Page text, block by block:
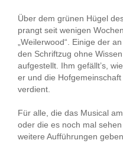
Über dem grünen Hügel
prangt seit wenigen
„Weilerwood“. Einige der
den Schriftzug ohne
aufgestellt. Ihm gefällt’s,
er und die
verdient.
Für alle, die das Musical
oder die es noch mal
weitere Aufführungen geben.